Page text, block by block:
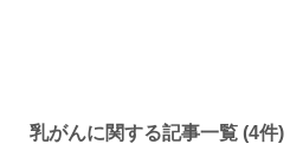
乳がんに関する記事一覧 (4件)